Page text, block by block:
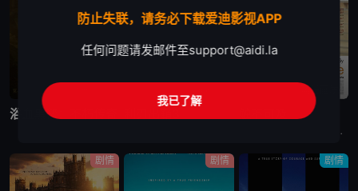
浴血黑帮：不朽传奇
蓝光画质
电影《触不可及》讲述了：因为一次跳伞事故，白人富翁菲利普Philippe（弗朗索瓦·克鲁塞 François Cluzet 饰）瘫痪在床，欲招聘一名全职陪护。由于薪酬高，应聘者云集，个个舌灿莲花，
剧情 剧情 剧情
防止失联，请务必下载爱迪影视APP
任何问题请发邮件至support@aidi.la
我已了解